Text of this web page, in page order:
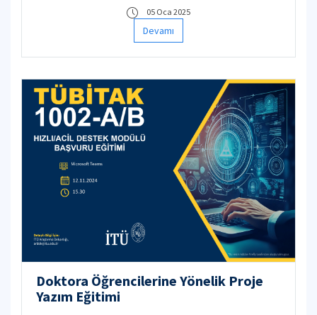
05 Oca 2025
Devamı
Doktora Öğrencilerine Yönelik Proje
Yazım Eğitimi